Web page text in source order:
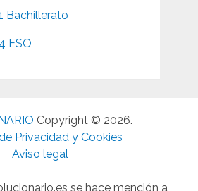
Bachillerato
ESO
Copyright © 2026.
Privacidad y Cookies
Aviso legal
se hace mención a